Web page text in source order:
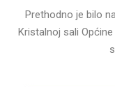
Prethodno je bilo
Kristalnoj sali